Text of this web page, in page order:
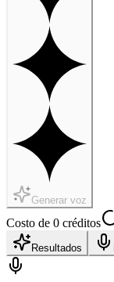
Generar voz
Costo de 0 créditos
Resultados